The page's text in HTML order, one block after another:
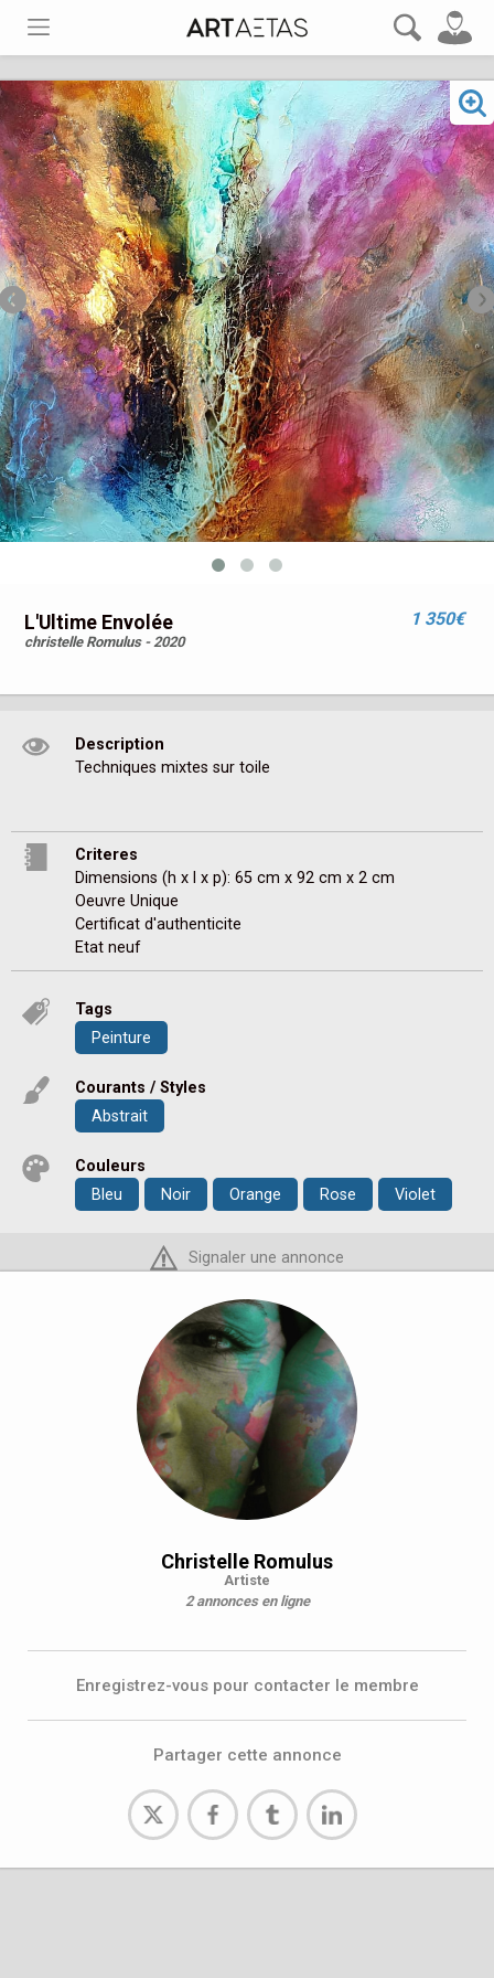
L'Ultime Envolée
christelle Romulus - 2020
1 350€
Description
Techniques mixtes sur toile
Criteres
Dimensions (h x l x p): 65 cm x 92 cm x 2 cm
Oeuvre Unique
Certificat d'authenticite
Etat neuf
Tags
Peinture
Courants / Styles
Abstrait
Couleurs
Bleu
Noir Orange Rose Violet
Signaler une annonce
Christelle Romulus
Artiste
2 annonces en ligne
Enregistrez-vous pour contacter le membre
Partager cette annonce